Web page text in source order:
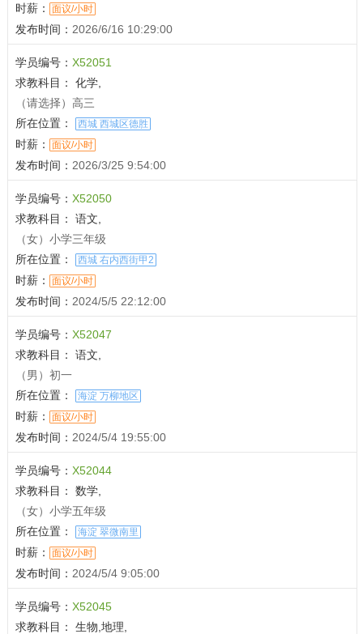
时薪： 面议/小时
发布时间： 2026/6/16 10:29:00
学员编号： X52051
求教科目： 化学,
（请选择）高三
所在位置：
西城 西城区德胜
时薪： 面议/小时
发布时间： 2026/3/25 9:54:00
学员编号： X52050
求教科目： 语文,
（女）小学三年级
所在位置：
西城 右内西街甲2
时薪： 面议/小时
发布时间： 2024/5/5 22:12:00
学员编号： X52047
求教科目： 语文,
（男）初一
所在位置：
海淀 万柳地区
时薪： 面议/小时
发布时间： 2024/5/4 19:55:00
学员编号： X52044
求教科目： 数学,
（女）小学五年级
所在位置：
海淀 翠微南里
时薪： 面议/小时
发布时间： 2024/5/4 9:05:00
学员编号： X52045
求教科目： 生物,地理,